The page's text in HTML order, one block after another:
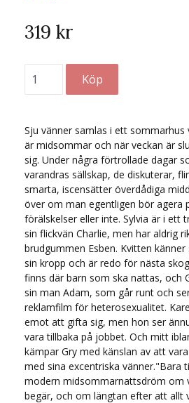
319 kr
Sju vänner samlas i ett sommarhus
är midsommar och när veckan är
sig. Under några förtrollade dagar
varandras sällskap, de diskuterar,
smarta, iscensätter överdådiga
över om man egentligen bör agera
förälskelser eller inte. Sylvia är i ett
sin flickvän Charlie, men har aldrig
brudgummen Esben. Kvitten
sin kropp och är redo för nästa
finns där barn som ska nattas, och
sin man Adam, som går runt och
reklamfilm för heterosexualitet.
emot att gifta sig, men hon ser
vara tillbaka på jobbet. Och mitt
kämpar Gry med känslan av att
med sina excentriska vänner."Bara
modern midsommarnattsdröm om
begär, och om längtan efter att allt